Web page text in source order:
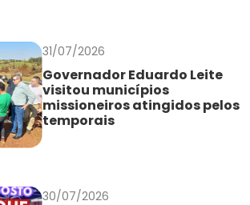
31/07/2026
Governador Eduardo Leite
visitou municípios
missioneiros atingidos pelos
temporais
30/07/2026